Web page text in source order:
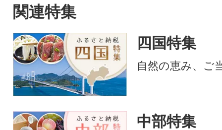
関連特集
四国特集
自然の恵み、ご
中部特集